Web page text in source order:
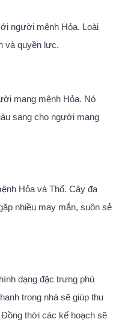
người mệnh Hỏa. Loài
và quyền lực.
mang mệnh Hỏa. Nó
sang cho người mang
Hỏa và Thổ. Cây đa
nhiều may mắn, suôn sẻ
dạng đặc trưng phù
trong nhà sẽ giúp thu
thời các kế hoạch sẽ